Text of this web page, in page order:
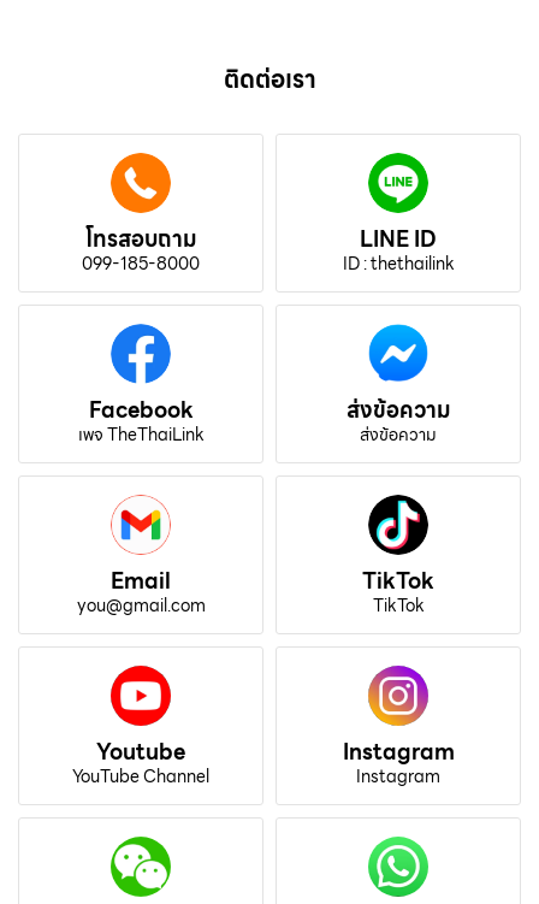
ติดต่อเรา
โทรสอบถาม
099-185-8000
LINE ID
ID : thethailink
Facebook
เพจ TheThaiLink
ส่งข้อความ
ส่งข้อความ
Email
you@gmail.com
TikTok
TikTok
Youtube
YouTube Channel
Instagram
Instagram